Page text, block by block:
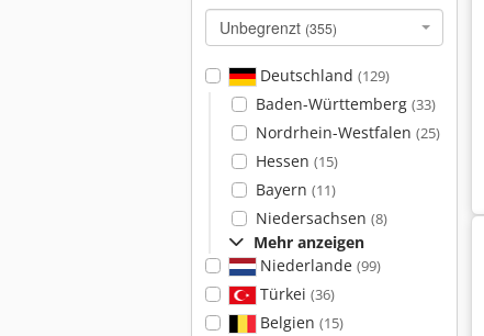
Unbegrenzt (355)
Deutschland (129)
Baden-Württemberg (33)
Nordrhein-Westfalen (25)
Hessen (15)
Bayern (11)
Niedersachsen (8)
Mehr anzeigen
Niederlande (99)
Türkei (36)
Belgien (15)